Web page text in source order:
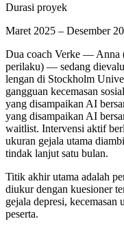
Durasi proyek
Maret 2025 – Desember
Dua coach Verke — Anna
perilaku) — sedang
lengan di Stockholm
gangguan kecemasan
yang disampaikan AI
yang disampaikan AI
waitlist. Intervensi aktif
ukuran gejala utama
tindak lanjut satu bulan.
Titik akhir utama adalah
diukur dengan kuesioner
gejala depresi, kecemasan
peserta.